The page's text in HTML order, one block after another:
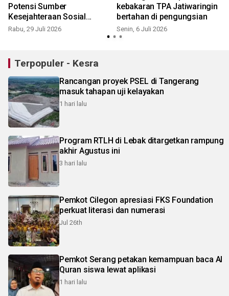
Potensi Sumber
Kesejahteraan Sosial
berprestasi
Rabu, 29 Juli 2026
kebakaran TPA Jatiwaringin
bertahan di pengungsian
Senin, 6 Juli 2026
Terpopuler - Kesra
Rancangan proyek PSEL di Tangerang
masuk tahapan uji kelayakan
1 hari lalu
Program RTLH di Lebak ditargetkan rampung
akhir Agustus ini
3 hari lalu
Pemkot Cilegon apresiasi FKS Foundation
perkuat literasi dan numerasi
Jul 26th
Pemkot Serang petakan kemampuan baca Al
Quran siswa lewat aplikasi
1 hari lalu